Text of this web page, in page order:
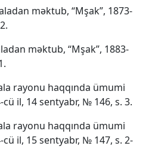
məktub, “Mşak”, 1873-
məktub, “Mşak”, 1883-
rayonu haqqında ümumi
cü il, 14 sentyabr, № 146, s. 3.
rayonu haqqında ümumi
cü il, 15 sentyabr, № 147, s. 2-